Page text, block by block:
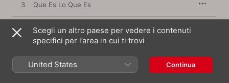
3 Que Es Lo Que Es
4 Pa’ Que Todo Vaya Alante
6 Siempre Que Llueve Escampa
Scegli un altro paese per vedere i contenuti
specifici per l’area in cui ti trovi
United States Continua